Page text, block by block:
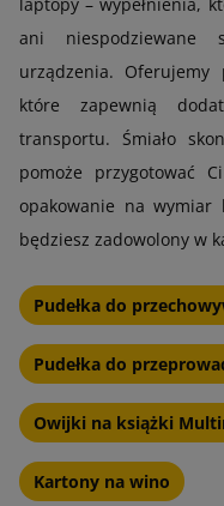
ani niespodziewane
urządzenia.
które zapewnią
transportu. Śmiało
pomoże przygotować
opakowanie na
będziesz zadowolony w
Pudełka do
Pudełka do
Owijki na książki
Kartony na wino